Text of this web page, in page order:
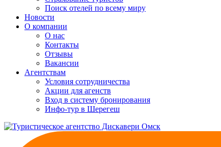
Поиск отелей по всему миру
Новости
О компании
О нас
Контакты
Отзывы
Вакансии
Агентствам
Условия сотрудничества
Акции для агенств
Вход в систему бронирования
Инфо-тур в Шерегеш